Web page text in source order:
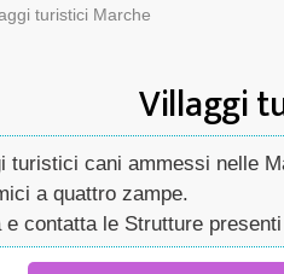
turistici Marche
Villaggi
turistici cani ammessi nelle
a quattro zampe.
contatta le Strutture